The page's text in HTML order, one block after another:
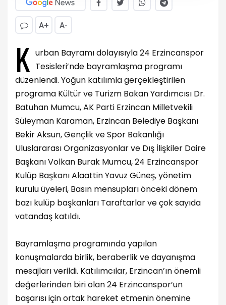
A+ A-
K urban Bayramı dolayısıyla 24 Erzincanspor
Tesisleri’nde bayramlaşma programı
düzenlendi. Yoğun katılımla gerçekleştirilen
programa Kültür ve Turizm Bakan Yardımcısı Dr.
Batuhan Mumcu, AK Parti Erzincan Milletvekili
Süleyman Karaman, Erzincan Belediye Başkanı
Bekir Aksun, Gençlik ve Spor Bakanlığı
Uluslararası Organizasyonlar ve Dış İlişkiler Daire
Başkanı Volkan Burak Mumcu, 24 Erzincanspor
Kulüp Başkanı Alaattin Yavuz Güneş, yönetim
kurulu üyeleri, Basın mensupları önceki dönem
bazı kulüp başkanları Taraftarlar ve çok sayıda
vatandaş katıldı.
Bayramlaşma programında yapılan
konuşmalarda birlik, beraberlik ve dayanışma
mesajları verildi. Katılımcılar, Erzincan’ın önemli
değerlerinden biri olan 24 Erzincanspor’un
başarısı için ortak hareket etmenin önemine